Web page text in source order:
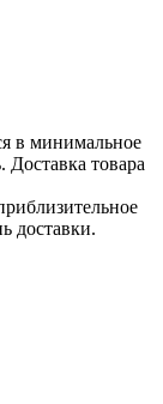
в минимальное
Доставка товара
доставки.